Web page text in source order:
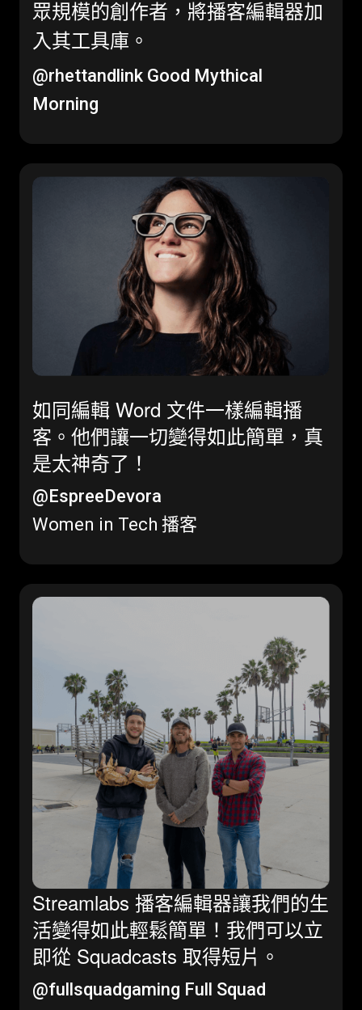
眾規模的創作者，將播客編輯器加
入其工具庫。
@rhettandlink Good Mythical
Morning
如同編輯 Word 文件一樣編輯播
客。他們讓一切變得如此簡單，真
是太神奇了！
@EspreeDevora
Women in Tech 播客
Streamlabs 播客編輯器讓我們的生
活變得如此輕鬆簡單！我們可以立
即從 Squadcasts 取得短片。
@fullsquadgaming Full Squad